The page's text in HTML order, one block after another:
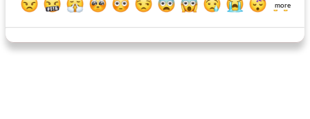
more